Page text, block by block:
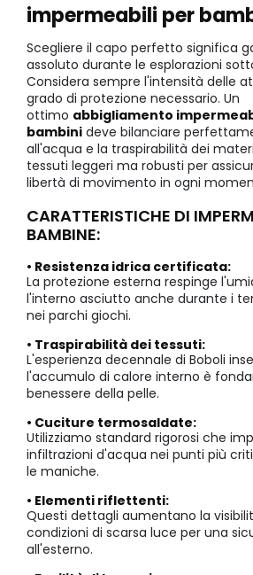
impermeabili per
Scegliere il capo perfetto significa
assoluto durante le esplorazioni
Considera sempre l'intensità delle
grado di protezione necessario. Un
ottimo abbigliamento
bambini deve bilanciare
all'acqua e la traspirabilità dei
tessuti leggeri ma robusti per
libertà di movimento in ogni
CARATTERISTICHE DI
BAMBINE:
• Resistenza idrica certificata:
La protezione esterna respinge
l'interno asciutto anche durante i
nei parchi giochi.
• Traspirabilità dei tessuti:
L'esperienza decennale di Boboli
l'accumulo di calore interno è
benessere della pelle.
• Cuciture termosaldate:
Utilizziamo standard rigorosi che
infiltrazioni d'acqua nei punti più
le maniche.
• Elementi riflettenti:
Questi dettagli aumentano la
condizioni di scarsa luce per una
all'esterno.